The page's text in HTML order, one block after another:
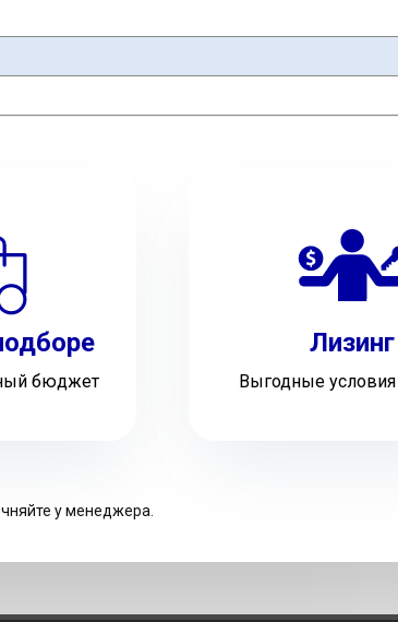
бюджет
Лизинг
Выгодные условия
у менеджера.